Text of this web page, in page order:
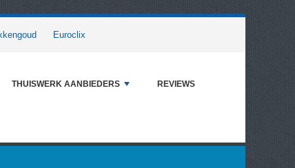
Euroclix
THUISWERK AANBIEDERS REVIEWS